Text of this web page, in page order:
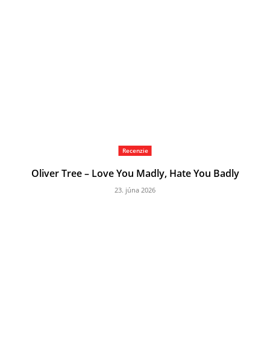
Recenzie
Oliver Tree – Love You Madly, Hate You Badly
23. júna 2026